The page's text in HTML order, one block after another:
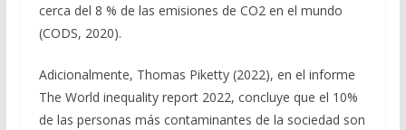
cerca del 8 % de las emisiones de CO2 en el mundo
(CODS, 2020).
Adicionalmente, Thomas Piketty (2022), en el informe
The World inequality report 2022, concluye que el 10%
de las personas más contaminantes de la sociedad son